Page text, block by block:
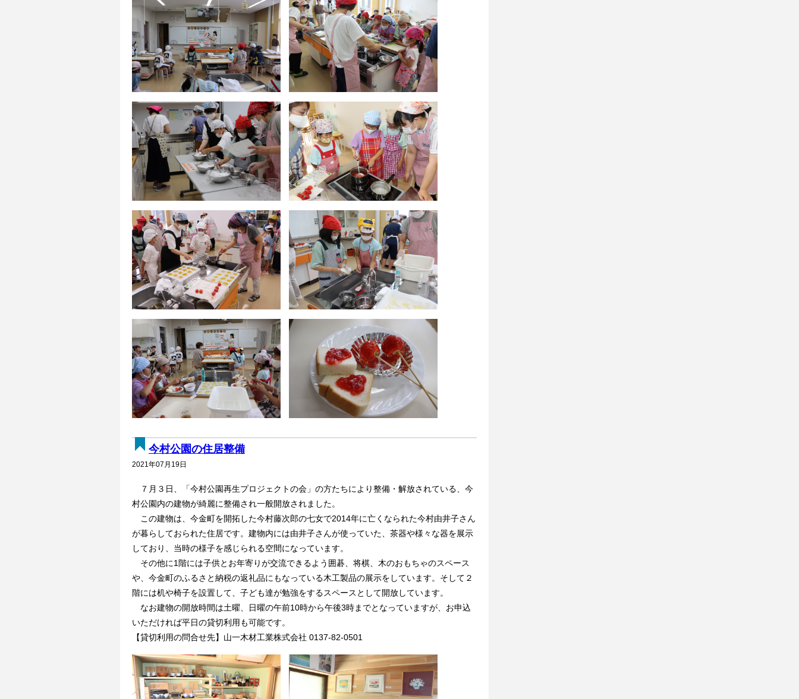
今村公園の住居整備
2021年07月19日
７月３日、「今村公園再生プロジェクトの会」の方たちにより整備・解放されている、今
村公園内の建物が綺麗に整備され一般開放されました。
この建物は、今金町を開拓した今村藤次郎の七女で2014年に亡くなられた今村由井子さん
が暮らしておられた住居です。建物内には由井子さんが使っていた、茶器や様々な器を展示
しており、当時の様子を感じられる空間になっています。
その他に1階には子供とお年寄りが交流できるよう囲碁、将棋、木のおもちゃのスペース
や、今金町のふるさと納税の返礼品にもなっている木工製品の展示をしています。そして２
階には机や椅子を設置して、子ども達が勉強をするスペースとして開放しています。
なお建物の開放時間は土曜、日曜の午前10時から午後3時までとなっていますが、お申込
いただければ平日の貸切利用も可能です。
【貸切利用の問合せ先】山一木材工業株式会社 0137-82-0501